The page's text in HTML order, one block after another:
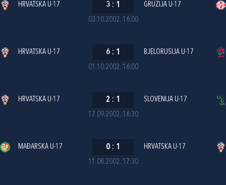
03.10.2002. 16:00
HRVATSKA U-17 3 : 1 GRUZIJA U-17
01.10.2002. 16:00
HRVATSKA U-17 6 : 1 BJELORUSIJA U-17
17.09.2002. 16:30
HRVATSKA U-17 2 : 1 SLOVENIJA U-17
11.08.2002. 17:30
MAĐARSKA U-17 0 : 1 HRVATSKA U-17